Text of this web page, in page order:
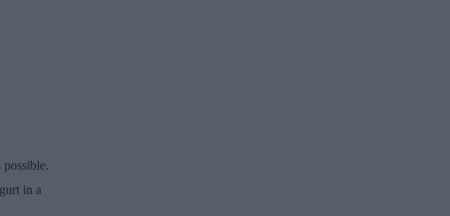
in a